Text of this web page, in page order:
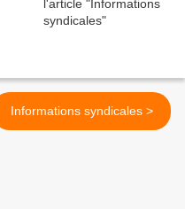
Informations syndicales >